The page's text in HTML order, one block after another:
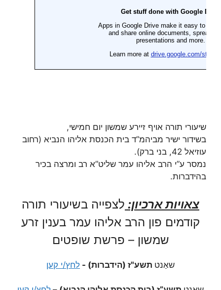
שיעורי תורה אויף זיירע שמשון יום חמישי,
בשידור ישיר מביהמ”ד בית הכנסת אליהו הנביא (רחוב
עוזיאל 42, בני ברק).
נמסר ע”י הרב אליהו עמר שליט”א רב ומרצה בכיר
בהידברות.
צאויות ארכיון: לצפייה בשיעורי תורה
קודמים פון הרב אליהו עמר בענין זרע
שמשון – פרשת שופטים
שאַנט תשע"ז (הידברות) - לחץ/י קען